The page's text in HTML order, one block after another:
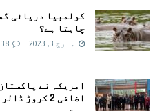
کولمبیا دریائی
چاہتا ہے؟
مارچ 3, 2023
امريکہ نے
اضافی 2